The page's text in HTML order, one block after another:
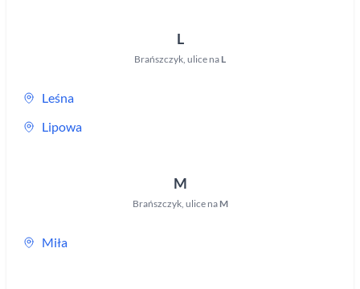
L
Brańszczyk, ulice na L
Leśna
Lipowa
M
Brańszczyk, ulice na M
Miła